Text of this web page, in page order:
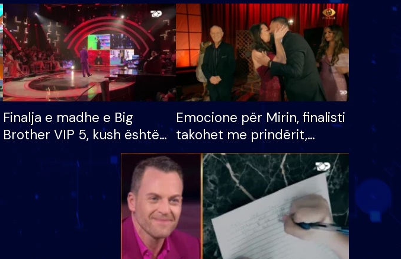
Finalja e madhe e Big
Brother VIP 5, kush është
banori i parë që lë shtëpinë
dhe humb mundësinë për
të fituar çmimin e madh
Emocione për Mirin, finalisti
takohet me prindërit,
vajzën dhe bashkëshorten:
S’kemi ndonjë letër divorci
apo jo?